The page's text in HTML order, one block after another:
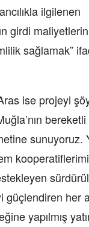
ilgilenen
girdi
sağlamak”
ise projeyi
bereketli
sunuyoruz.
güçlendiren her
yapılmış